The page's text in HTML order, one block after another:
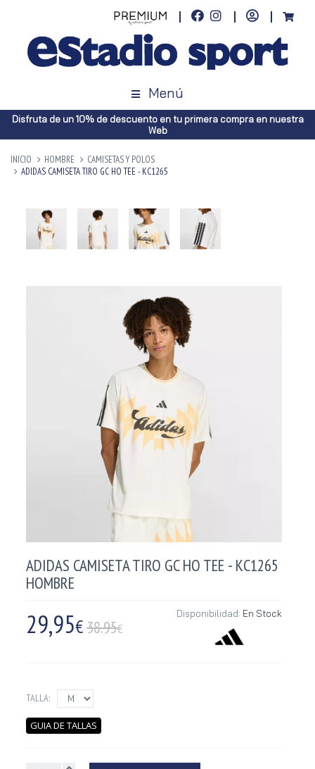
Menú
Disfruta de un 10% de descuento en tu primera compra en nuestra
Web
INICIO HOMBRE
CAMISETAS Y POLOS
ADIDAS CAMISETA TIRO GC HO TEE - KC1265
ADIDAS CAMISETA TIRO GC HO TEE - KC1265
HOMBRE
29,95€38.95€
Disponibilidad: En Stock
TALLA:
GUIA DE TALLAS